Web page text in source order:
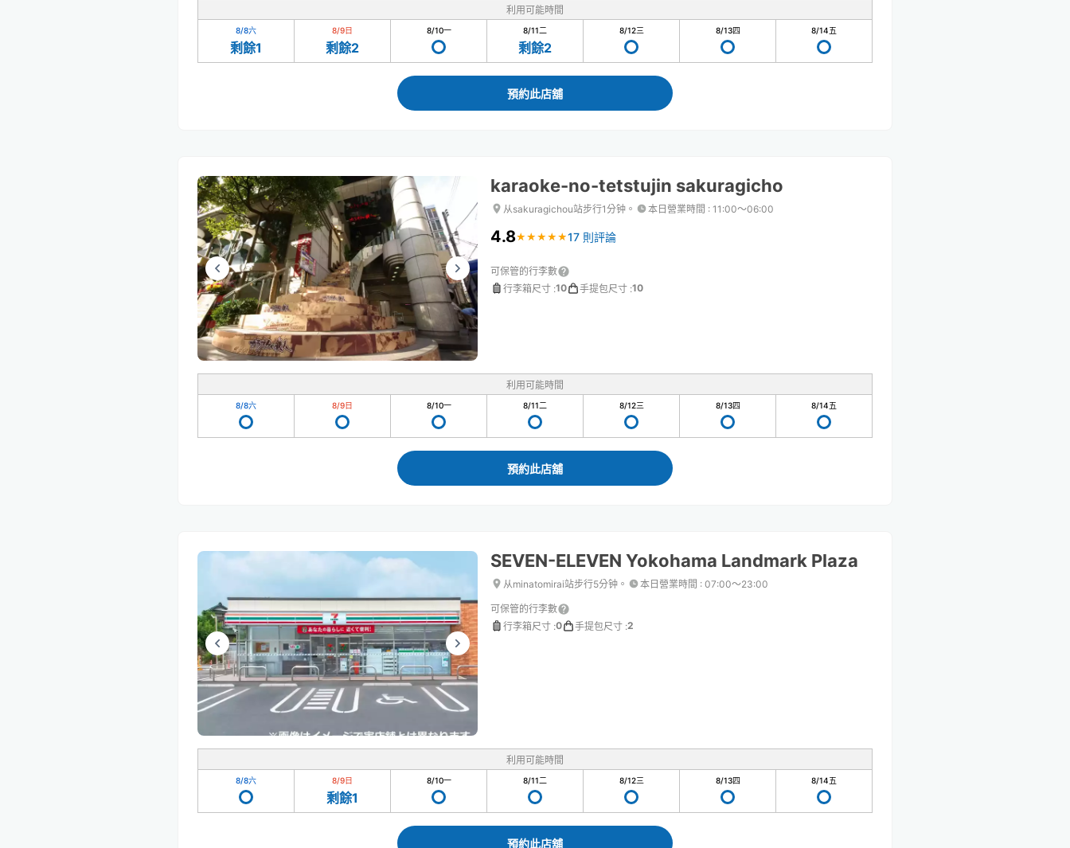
利用可能時間
8/8六
剩餘1
8/9日
剩餘2
8/10一 8/11二
剩餘2
8/12三 8/13四 8/14五
預約此店舖
karaoke-no-tetstujin sakuragicho
从sakuragichou站步行1分钟。 本日營業時間 : 11:00〜06:00
4.8★ ★ ★ ★ ★
★ ★ ★ ★ ★17 則評論
可保管的行李數
行李箱尺寸 :10 手提包尺寸 :10
利用可能時間
8/8六 8/9日 8/10一 8/11二 8/12三 8/13四 8/14五
預約此店舖
SEVEN-ELEVEN Yokohama Landmark Plaza
从minatomirai站步行5分钟。 本日營業時間 : 07:00〜23:00
可保管的行李數
行李箱尺寸 :0 手提包尺寸 :2
利用可能時間
8/8六 8/9日
剩餘1
8/10一 8/11二 8/12三 8/13四 8/14五
預約此店舖